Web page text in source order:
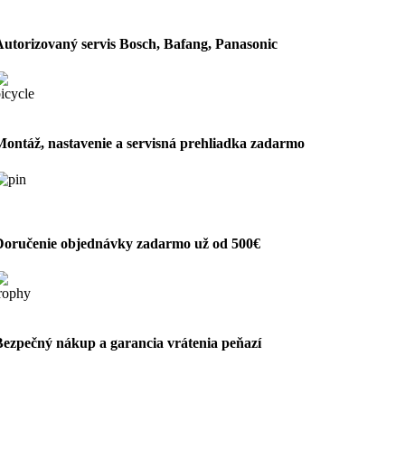
servis Bosch, Bafang, Panasonic
nastavenie a servisná prehliadka zadarmo
objednávky zadarmo už od 500€
nákup a garancia vrátenia peňazí